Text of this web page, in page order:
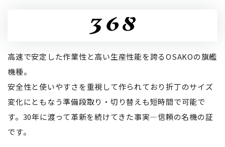
高速で安定した作業性と高い生産性能を誇るOSAKOの旗艦
機種。
安全性と使いやすさを重視して作られており折丁のサイズ
変化にともなう準備段取り・切り替えも短時間で可能で
す。30年に渡って革新を続けてきた事実―信頼の名機の証
です。